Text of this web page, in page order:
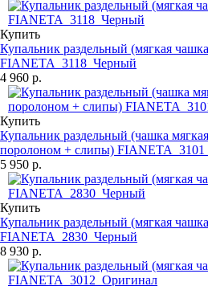
Купить
Купальник раздельный (мягкая
FIANETA_3118_Черный
4 960 р.
Купить
Купальник раздельный (чашка
поролоном + слипы)
5 950 р.
Купить
Купальник раздельный (мягкая
FIANETA_2830_Черный
8 930 р.